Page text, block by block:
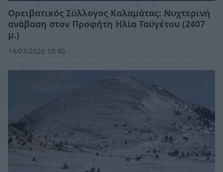
Ορειβατικός Σύλλογος Καλαμάτας: Νυχτερινή
ανάβαση στον Προφήτη Ηλία Ταϋγέτου (2407
μ.)
14/07/2026 10:40